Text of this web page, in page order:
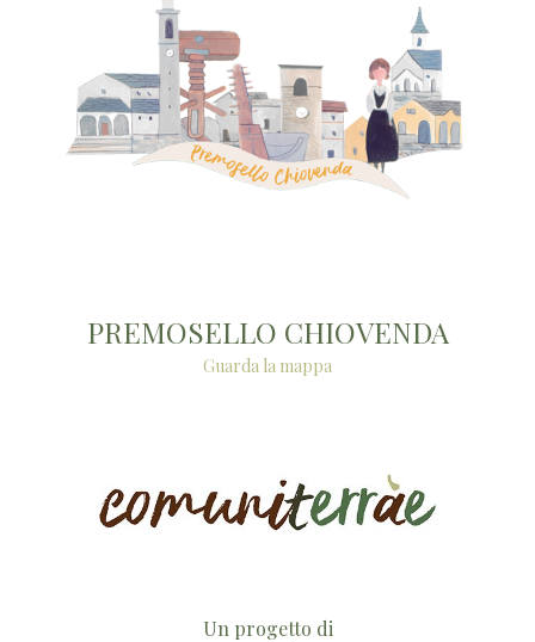
PREMOSELLO CHIOVENDA
Guarda la mappa
Un progetto di